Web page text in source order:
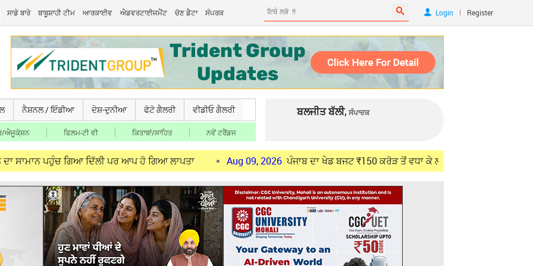
ਸਾਡੇ ਬਾਰੇ ਬਾਬੂਸ਼ਾਹੀ ਟੀਮ ਆਰਕਾਈਵ ਐਡਵਰਟਾਈਜਮੈਂਟ ਚੋਣ ਡੈਟਾ ਸੰਪਰਕ Login | Register
ਨੈਸ਼ਨਲ / ਇੰਡੀਆ ਦੇਸ਼-ਦੁਨੀਆ ਫੋਟੋ ਗੈਲਰੀ ਵੀਡੀਓ ਗੈਲਰੀ
ਐਜੂਕੇ਼ਸ਼ਨ ਫਿਲਮ-ਟੀ ਵੀ ਕਿਤਾਬਾਂ/ਸਾਹਿਤ ਨਵੇਂ ਟਰੈਂਡਜ
ਬਲਜੀਤ ਬੱਲੀ, ਸੰਪਾਦਕ
ਪਹੁੰਚ ਗਿਆ ਦਿੱਲੀ ਪਰ ਆਪ ਹੋ ਗਿਆ ਲਾਪਤਾ Aug 09, 2026 ਪੰਜਾਬ ਦਾ ਖੇਡ ਬਜਟ ₹150 ਕਰੋੜ ਤੋਂ ਵਧਾ ਕੇ ਲਗਭਗ ₹1,800 ਕਰੋੜ ਕੀਤਾ ਗਿਆ: